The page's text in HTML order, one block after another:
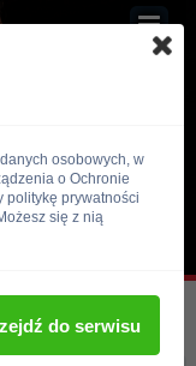
osobowych, w
o Ochronie
politykę prywatności
się z nią
do serwisu